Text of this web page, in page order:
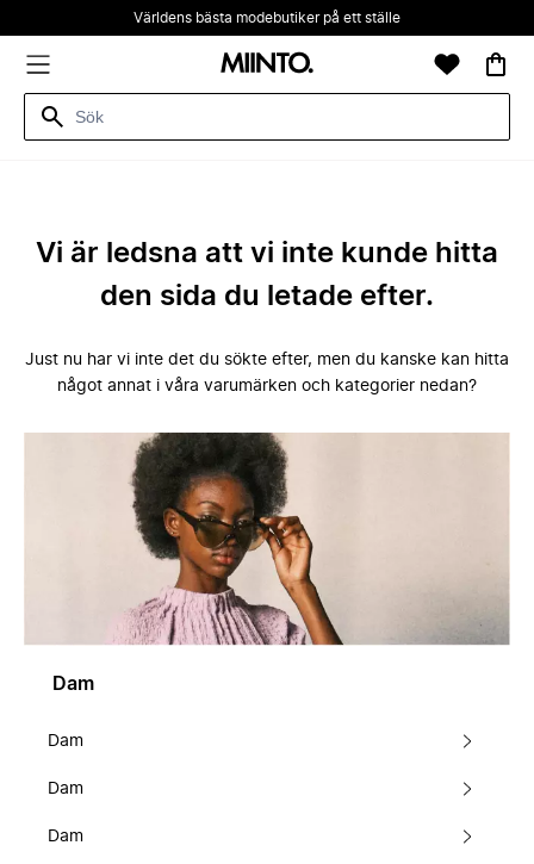
Världens bästa modebutiker på ett ställe
Vi är ledsna att vi inte kunde hitta
den sida du letade efter.
Just nu har vi inte det du sökte efter, men du kanske kan hitta
något annat i våra varumärken och kategorier nedan?
Dam
Dam
Dam
Dam